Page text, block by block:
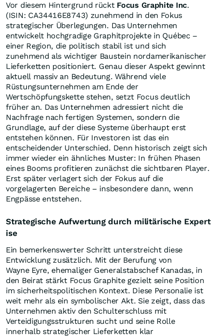
Vor diesem Hintergrund rückt Focus Graphite Inc.
(ISIN: CA34416E8743) zunehmend in den Fokus
strategischer Überlegungen. Das Unternehmen
entwickelt hochgradige Graphitprojekte in Québec –
einer Region, die politisch stabil ist und sich
zunehmend als wichtiger Baustein nordamerikanischer
Lieferketten positioniert. Genau dieser Aspekt gewinnt
aktuell massiv an Bedeutung. Während viele
Rüstungsunternehmen am Ende der
Wertschöpfungskette stehen, setzt Focus deutlich
früher an. Das Unternehmen adressiert nicht die
Nachfrage nach fertigen Systemen, sondern die
Grundlage, auf der diese Systeme überhaupt erst
entstehen können. Für Investoren ist das ein
entscheidender Unterschied. Denn historisch zeigt sich
immer wieder ein ähnliches Muster: In frühen Phasen
eines Booms profitieren zunächst die sichtbaren Player.
Erst später verlagert sich der Fokus auf die
vorgelagerten Bereiche – insbesondere dann, wenn
Engpässe entstehen.
Strategische Aufwertung durch militärische Expert
ise
Ein bemerkenswerter Schritt unterstreicht diese
Entwicklung zusätzlich. Mit der Berufung von
Wayne Eyre, ehemaliger Generalstabschef Kanadas, in
den Beirat stärkt Focus Graphite gezielt seine Position
im sicherheitspolitischen Kontext. Diese Personalie ist
weit mehr als ein symbolischer Akt. Sie zeigt, dass das
Unternehmen aktiv den Schulterschluss mit
Verteidigungsstrukturen sucht und seine Rolle
innerhalb strategischer Lieferketten klar